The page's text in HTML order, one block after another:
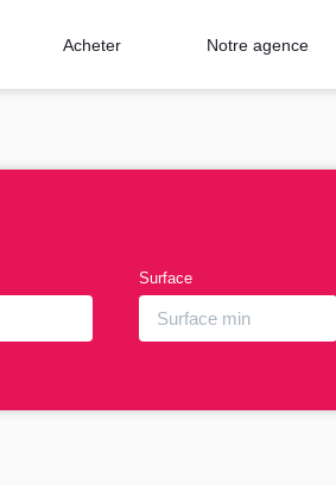
Acheter Notre agence
Surface